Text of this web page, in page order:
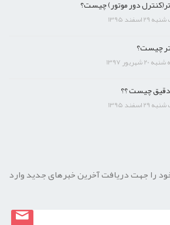
دور موتور) چیست؟
29 اسفند 1395
چیست؟
شهریور 1397
دقیق چیست ؟؟
29 اسفند 1395
را جهت دریافت آخرین خبرهای جدید وارد